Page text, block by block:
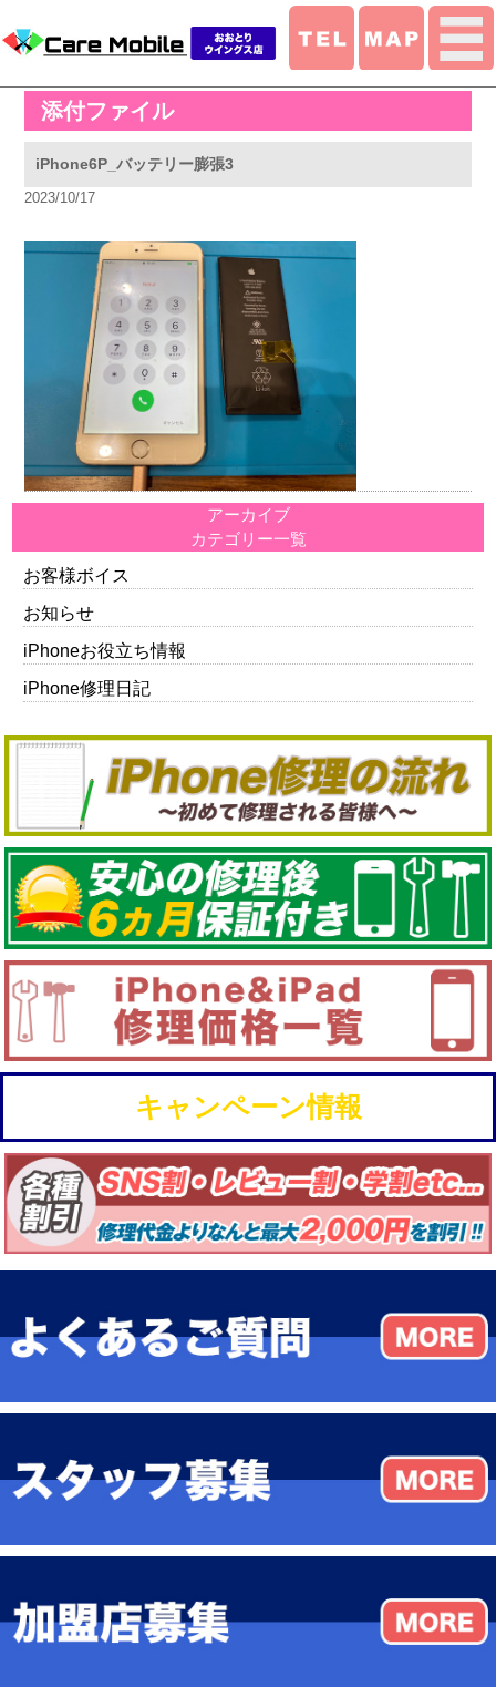
添付ファイル
iPhone6P_バッテリー膨張3
2023/10/17
アーカイブ
カテゴリー一覧
お客様ボイス
お知らせ
iPhoneお役立ち情報
iPhone修理日記
キャンペーン情報